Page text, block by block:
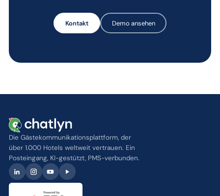
Kontakt Demo ansehen
Die Gästekommunikationsplattform, der
über 1.000 Hotels weltweit vertrauen. Ein
Posteingang, KI-gestützt, PMS-verbunden.